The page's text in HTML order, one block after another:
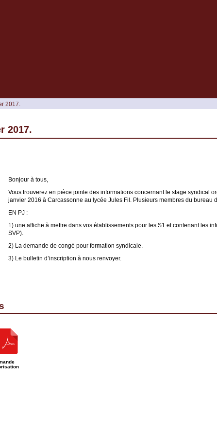
2017.
2017.
Bonjour à tous,
Vous trouverez en pièce jointe des informations concernant le stage syndical
janvier 2016 à Carcassonne au lycée Jules Fil. Plusieurs membres du bureau
EN PJ :
1) une affiche à mettre dans vos établissements pour les S1 et contenant les
SVP).
2) La demande de congé pour formation syndicale.
3) Le bulletin d’inscription à nous renvoyer.